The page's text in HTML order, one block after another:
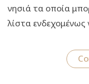
νησιά τα οποία
λίστα